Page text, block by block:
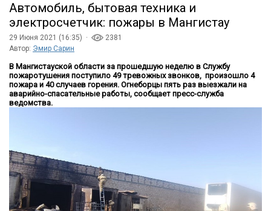
Автомобиль, бытовая техника и
электросчетчик: пожары в Мангистау
29 Июня 2021 (16:35) ·
2381
Автор: Эмир Сарин
В Мангистауской области за прошедшую неделю в Службу
пожаротушения поступило 49 тревожных звонков, произошло 4
пожара и 40 случаев горения. Огнеборцы пять раз выезжали на
аварийно-спасательные работы, сообщает пресс-служба
ведомства.